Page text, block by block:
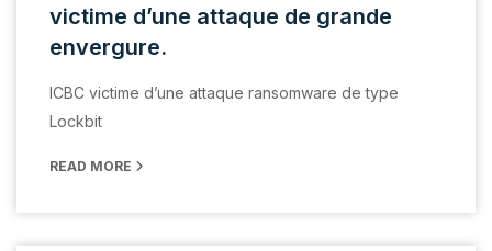
victime d’une attaque de grande
envergure.
ICBC victime d’une attaque ransomware de type
Lockbit
READ MORE